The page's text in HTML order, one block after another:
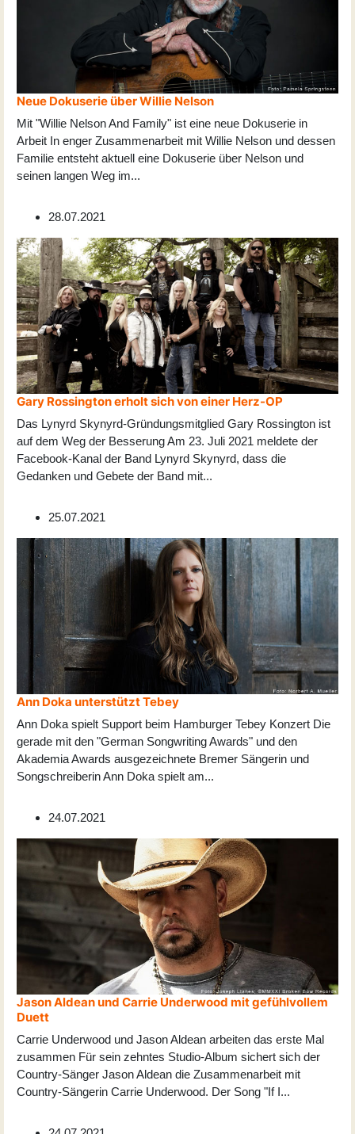
Neue Dokuserie über Willie Nelson
Mit "Willie Nelson And Family" ist eine neue Dokuserie in
Arbeit In enger Zusammenarbeit mit Willie Nelson und dessen
Familie entsteht aktuell eine Dokuserie über Nelson und
seinen langen Weg im...
28.07.2021
Gary Rossington erholt sich von einer Herz-OP
Das Lynyrd Skynyrd-Gründungsmitglied Gary Rossington ist
auf dem Weg der Besserung Am 23. Juli 2021 meldete der
Facebook-Kanal der Band Lynyrd Skynyrd, dass die
Gedanken und Gebete der Band mit...
25.07.2021
Ann Doka unterstützt Tebey
Ann Doka spielt Support beim Hamburger Tebey Konzert Die
gerade mit den "German Songwriting Awards" und den
Akademia Awards ausgezeichnete Bremer Sängerin und
Songschreiberin Ann Doka spielt am...
24.07.2021
Jason Aldean und Carrie Underwood mit gefühlvollem
Duett
Carrie Underwood und Jason Aldean arbeiten das erste Mal
zusammen Für sein zehntes Studio-Album sichert sich der
Country-Sänger Jason Aldean die Zusammenarbeit mit
Country-Sängerin Carrie Underwood. Der Song "If I...